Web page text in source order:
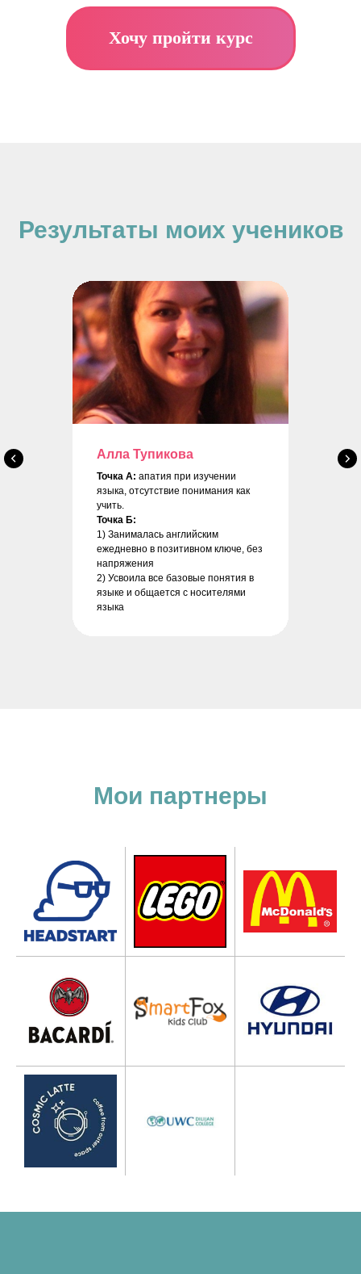
Хочу пройти курс
Результаты моих учеников
Алла Тупикова
Точка А: апатия при изучении
языка, отсутствие понимания как
учить.
Точка Б:
1) Занималась английским
ежедневно в позитивном ключе, без
напряжения
2) Усвоила все базовые понятия в
языке и общается с носителями
языка
Мои партнеры